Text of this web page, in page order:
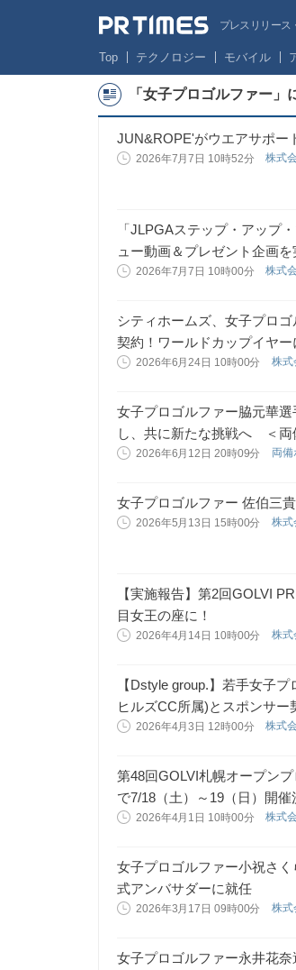
プレスリリース
Top テクノロジー モバイル
「女子プロゴルファー
JUN&ROPE'がウエアサポー
2026年7月7日 10時52分 株式
「JLPGAステップ・アップ
ュー動画＆プレゼント企画を
2026年7月7日 10時00分 株式
シティホームズ、女子プロ
契約！ワールドカップイヤ
2026年6月24日 10時00分 株式
女子プロゴルファー脇元華
し、共に新たな挑戦へ ＜両
2026年6月12日 20時09分 両
女子プロゴルファー 佐伯三
2026年5月13日 15時00分 株式
【実施報告】第2回GOLVI
目女王の座に！
2026年4月14日 10時00分 株式
【Dstyle group.】若手女子
ヒルズCC所属)とスポンサー
2026年4月3日 12時00分 株式
第48回GOLVI札幌オープン
で7/18（土）～19（日）開催
2026年4月1日 10時00分 株式
女子プロゴルファー小祝さ
式アンバサダーに就任
2026年3月17日 09時00分 株式
女子プロゴルファー永井花